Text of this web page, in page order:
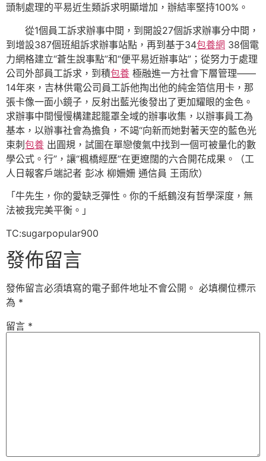
頭制處理的平易近生類訴求明顯增加，辦結率堅持100%。
從1個員工訴求辦事中間，到開設27個訴求辦事分中間，
到增設387個班組訴求辦事站點，再到基于34包養網 38個電
力網格建立“蒼生說事點”和“便平易近辦事站”；從努力于處理
公司外部員工訴求，到積包養 極融進一方社會下層管理——
14年來，吉林供電公司員工訴他掏出他的純金箔信用卡，那
張卡像一面小鏡子，反射出藍光後發出了更加耀眼的金色。
求辦事中間慢慢構建起籠罩全域的辦事收集，以辦事員工為
基本，以辦事社會為擔負，不竭“向新而她對著天空的藍色光
束刺包養 出圓規，試圖在單戀傻氣中找到一個可被量化的數
學公式。行”，讓“楓橋經歷”在更遼闊的六合開花成果。（工
人日報客戶端記者 彭冰 柳姍姍 通信員 王雨欣）
「牛先生，你的愛缺乏彈性。你的千紙鶴沒有哲學深度，無
法被我完美平衡。」
TC:sugarpopular900
發佈留言
發佈留言必須填寫的電子郵件地址不會公開。 必填欄位標示
為 *
留言 *